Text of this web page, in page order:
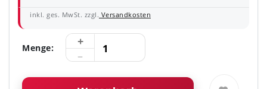
inkl. ges. MwSt. zzgl. Versandkosten
Menge: